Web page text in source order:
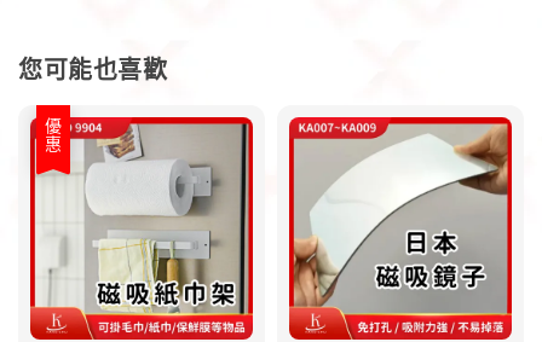
您可能也喜歡
優惠